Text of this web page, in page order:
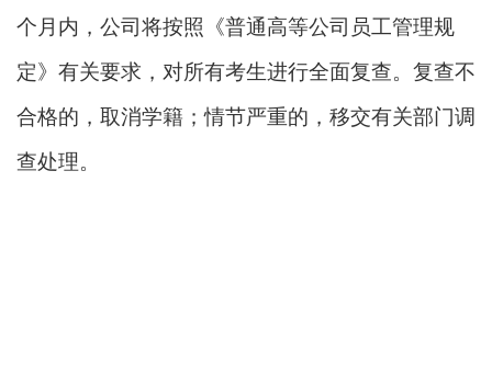
个月内，公司将按照《普通高等公司员工管理规
定》有关要求，对所有考生进行全面复查。复查不
合格的，取消学籍；情节严重的，移交有关部门调
查处理。